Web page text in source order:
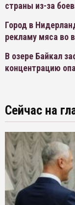
страны из-за
Город в
рекламу мяса во
В озере Байкал
концентрацию
Сейчас на